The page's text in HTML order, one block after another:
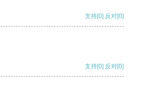
支持[0] 反对[0]
支持[0] 反对[0]